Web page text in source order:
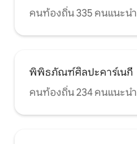
คนท้องถิ่น 335 คนแนะนำ
พิพิธภัณฑ์ศิลปะคาร์เนกี
คนท้องถิ่น 234 คนแนะนำ